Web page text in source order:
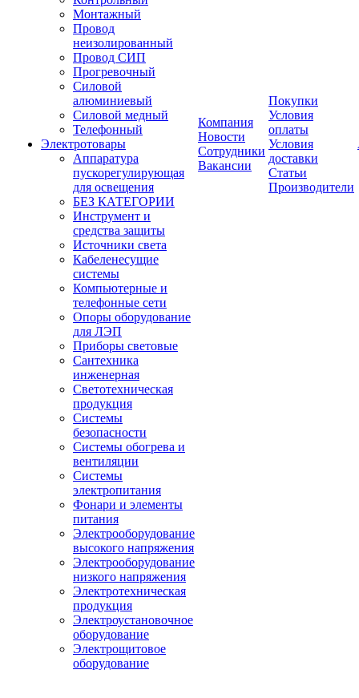
Монтажный
Провод
неизолированный
Провод СИП
Прогревочный
Силовой
алюминиевый
Силовой медный
Телефонный
Электротовары
Аппаратура
пускорегулирующая
для освещения
БЕЗ КАТЕГОРИИ
Инструмент и
средства защиты
Источники света
Кабеленесущие
системы
Компьютерные и
телефонные сети
Опоры оборудование
для ЛЭП
Приборы световые
Сантехника
инженерная
Светотехническая
продукция
Системы
безопасности
Системы обогрева и
вентиляции
Системы
электропитания
Фонари и элементы
питания
Электрооборудование
высокого напряжения
Электрооборудование
низкого напряжения
Электротехническая
продукция
Электроустановочное
оборудование
Электрощитовое
оборудование
Компания
Новости
Сотрудники
Вакансии
Покупки
Условия
оплаты
Условия
доставки
Статьи
Производители